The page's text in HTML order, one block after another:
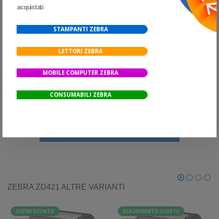
acquistati.
STAMPANTI ZEBRA
LETTORI ZEBRA
MOBILE COMPUTER ZEBRA
CONSUMABILI ZEBRA
alla sua architettura innovativa, è progettata per soddisfare le esigenze
serie ZD420 e del 700% rispetto alla serie GK. Tutta questa potenza vi
sicurezza e supportare i requisiti futuri.
ZEBRA ZD421 ALTRE VARIANTI
SUPER SCONTO
ESAURIMENTO SCORTE